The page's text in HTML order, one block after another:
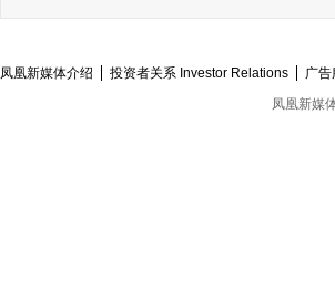
凤凰新媒体介绍 投资者关系 Investor Relations 广告
凤凰新媒